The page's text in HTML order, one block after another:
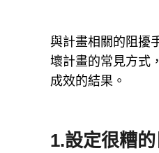
與計畫相關的阻擾
壞計畫的常見方式
成效的結果。
1.設定很糟